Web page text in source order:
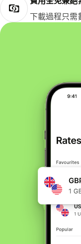
下載過程只需